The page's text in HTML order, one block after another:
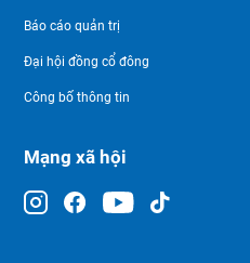
Báo cáo quản trị
Đại hội đồng cổ đông
Công bố thông tin
Mạng xã hội